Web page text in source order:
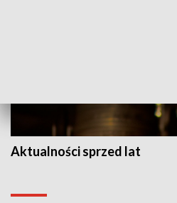
Aktualności sprzed lat